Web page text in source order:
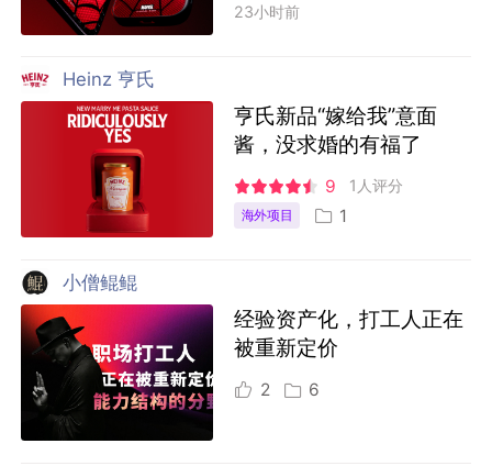
23小时前
Heinz 亨氏
亨氏新品“嫁给我”意面
酱，没求婚的有福了
9 1人评分
海外项目 1
小僧鲲鲲
经验资产化，打工人正在
被重新定价
2 6